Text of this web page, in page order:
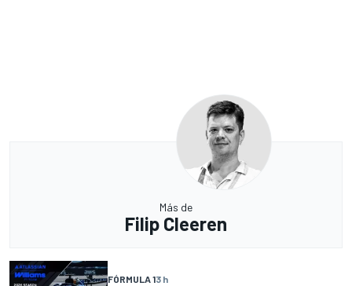
Más de
Filip Cleeren
FÓRMULA 13 h